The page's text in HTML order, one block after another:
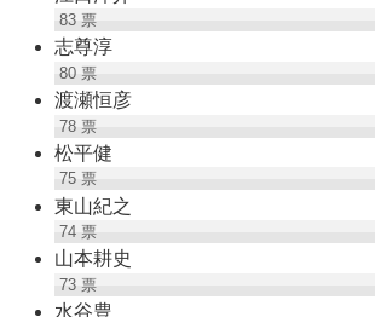
83票
志尊淳
80票
渡瀬恒彦
78票
松平健
75票
東山紀之
74票
山本耕史
73票
水谷豊